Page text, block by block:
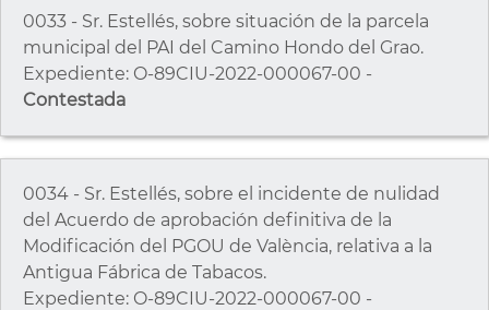
0033 - Sr. Estellés, sobre situación de la parcela
municipal del PAI del Camino Hondo del Grao.
Expediente: O-89CIU-2022-000067-00 -
Contestada
0034 - Sr. Estellés, sobre el incidente de nulidad
del Acuerdo de aprobación definitiva de la
Modificación del PGOU de València, relativa a la
Antigua Fábrica de Tabacos.
Expediente: O-89CIU-2022-000067-00 -